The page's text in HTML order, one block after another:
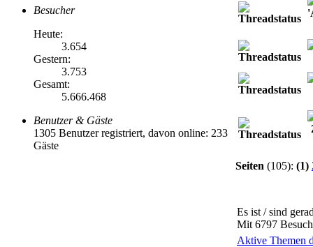
Besucher
Heute:
3.654
Gestern:
3.753
Gesamt:
5.666.468
Benutzer & Gäste
1305 Benutzer registriert, davon online: 233
Gäste
Seiten (105): (1)
Es ist / sind
Mit 6797
Aktive Themen